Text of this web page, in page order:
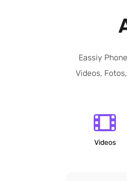
Eassiy
Videos,
Videos